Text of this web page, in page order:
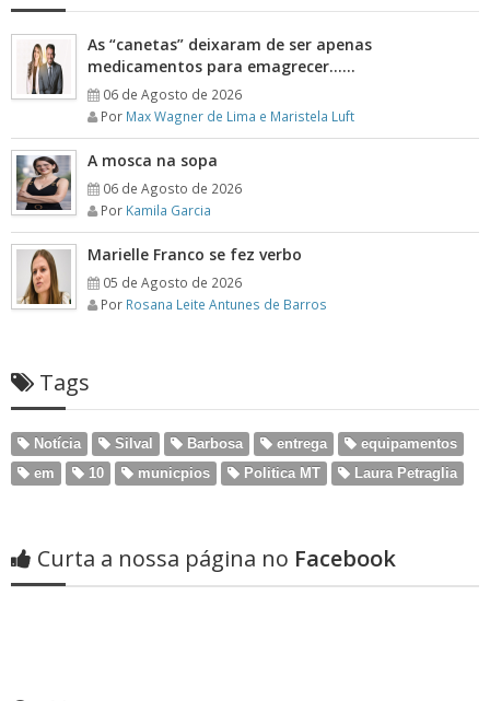
As “canetas” deixaram de ser apenas
medicamentos para emagrecer……
06 de Agosto de 2026
Por Max Wagner de Lima e Maristela Luft
A mosca na sopa
06 de Agosto de 2026
Por Kamila Garcia
Marielle Franco se fez verbo
05 de Agosto de 2026
Por Rosana Leite Antunes de Barros
Tags
Notícia Silval Barbosa entrega
equipamentos
em
10 municpios Politica MT Laura Petraglia
Curta a nossa página no Facebook